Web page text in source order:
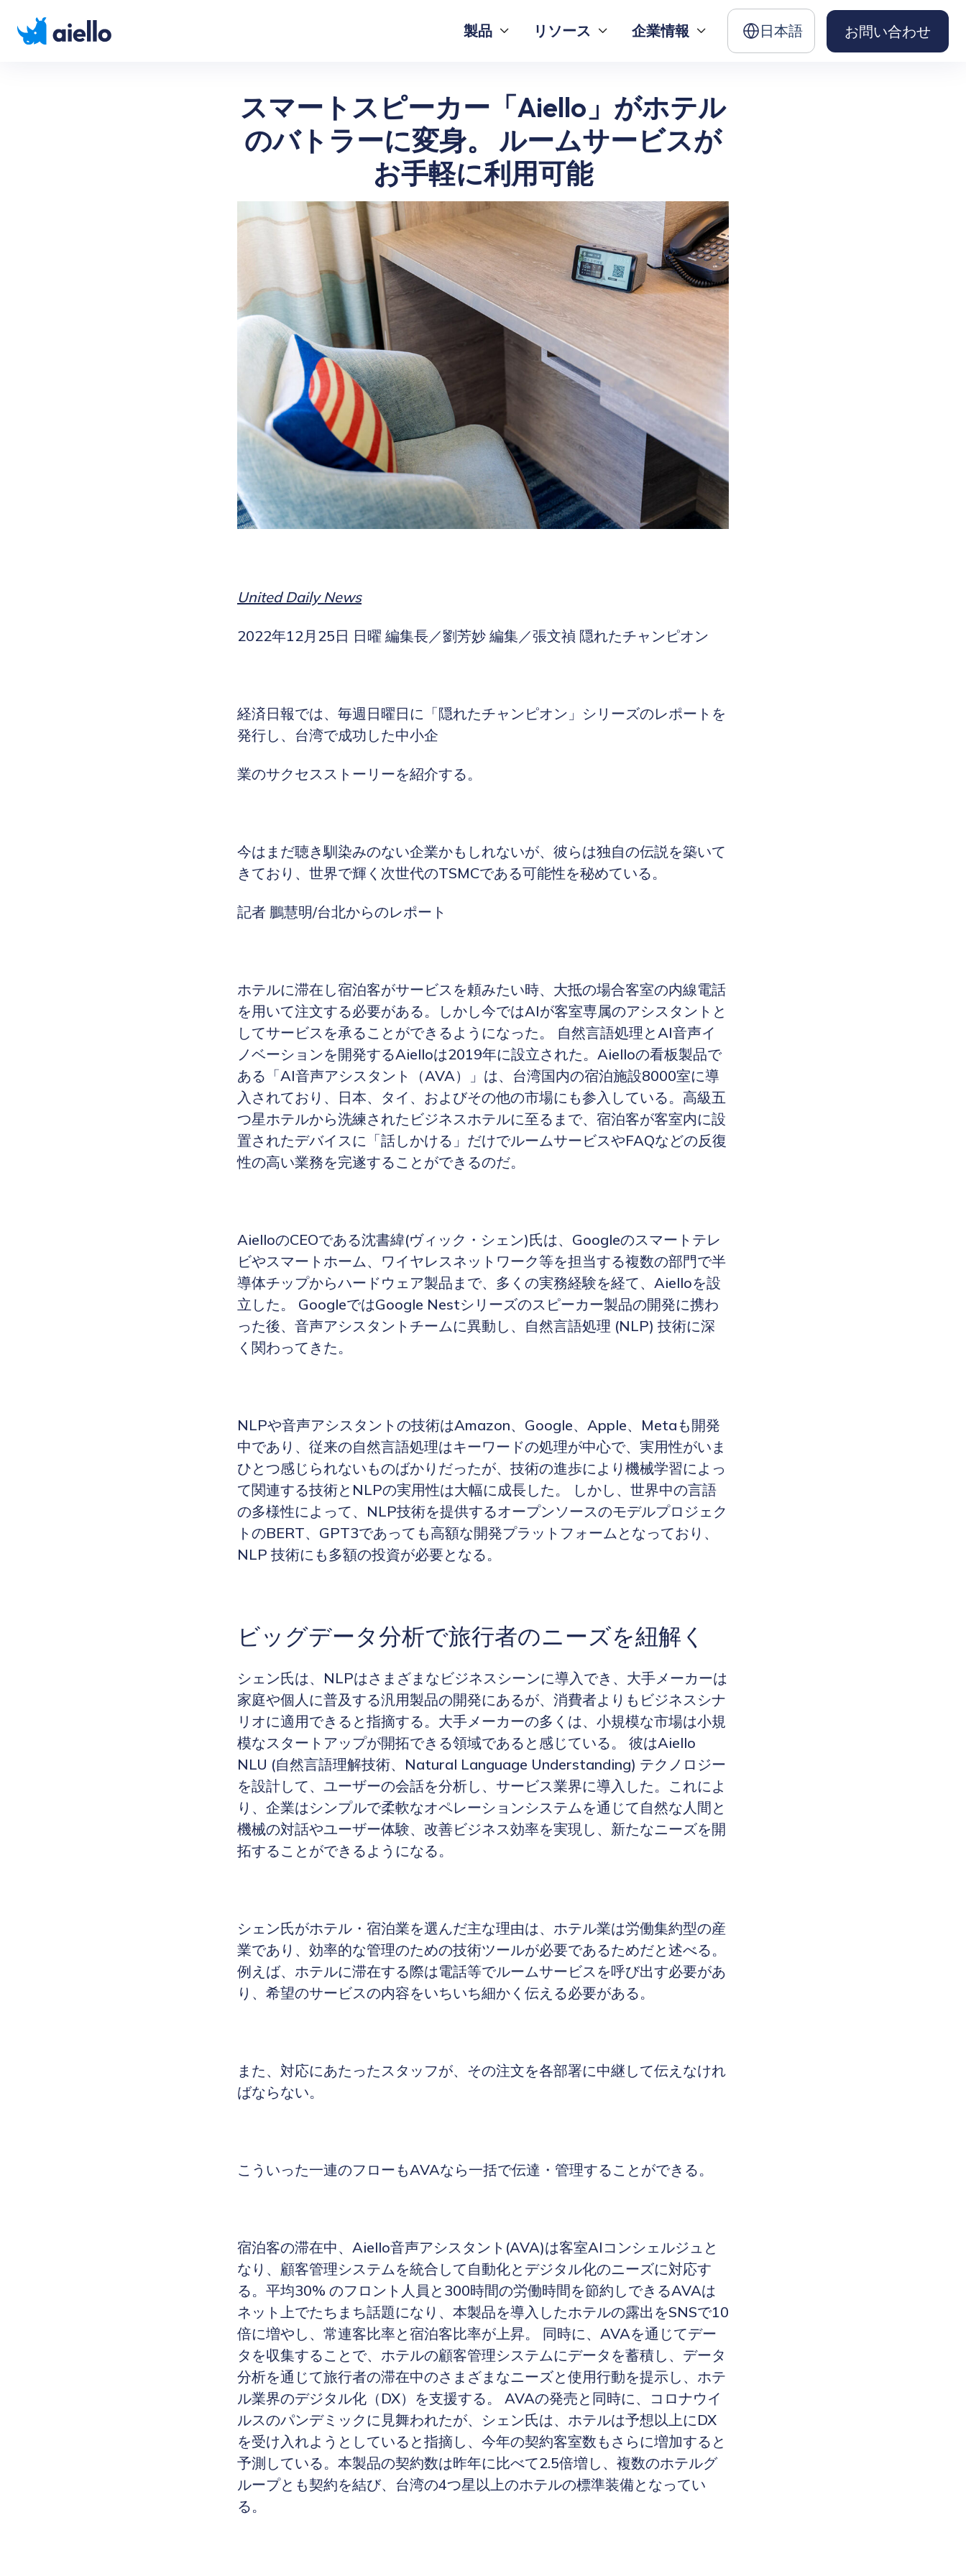
製品  リソース  企業情報  日本語 お問い合わせ
スマートスピーカー「Aiello」がホテル
のバトラーに変身。 ルームサービスが
お手軽に利用可能
United Daily News
2022年12月25日 日曜 編集長／劉芳妙 編集／張文禎 隠れたチャンピオン
経済日報では、毎週日曜日に「隠れたチャンピオン」シリーズのレポートを
発行し、台湾で成功した中小企
業のサクセスストーリーを紹介する。
今はまだ聴き馴染みのない企業かもしれないが、彼らは独自の伝説を築いて
きており、世界で輝く次世代のTSMCである可能性を秘めている。
記者 鵬慧明/台北からのレポート
ホテルに滞在し宿泊客がサービスを頼みたい時、大抵の場合客室の内線電話
を用いて注文する必要がある。しかし今ではAIが客室専属のアシスタントと
してサービスを承ることができるようになった。 自然言語処理とAI音声イ
ノベーションを開発するAielloは2019年に設立された。Aielloの看板製品で
ある「AI音声アシスタント（AVA）」は、台湾国内の宿泊施設8000室に導
入されており、日本、タイ、およびその他の市場にも参入している。高級五
つ星ホテルから洗練されたビジネスホテルに至るまで、宿泊客が客室内に設
置されたデバイスに「話しかける」だけでルームサービスやFAQなどの反復
性の高い業務を完遂することができるのだ。
AielloのCEOである沈書緯(ヴィック・シェン)氏は、Googleのスマートテレ
ビやスマートホーム、ワイヤレスネットワーク等を担当する複数の部門で半
導体チップからハードウェア製品まで、多くの実務経験を経て、Aielloを設
立した。 GoogleではGoogle Nestシリーズのスピーカー製品の開発に携わ
った後、音声アシスタントチームに異動し、自然言語処理 (NLP) 技術に深
く関わってきた。
NLPや音声アシスタントの技術はAmazon、Google、Apple、Metaも開発
中であり、従来の自然言語処理はキーワードの処理が中心で、実用性がいま
ひとつ感じられないものばかりだったが、技術の進歩により機械学習によっ
て関連する技術とNLPの実用性は大幅に成長した。 しかし、世界中の言語
の多様性によって、NLP技術を提供するオープンソースのモデルプロジェク
トのBERT、GPT3であっても高額な開発プラットフォームとなっており、
NLP 技術にも多額の投資が必要となる。
ビッグデータ分析で旅行者のニーズを紐解く
シェン氏は、NLPはさまざまなビジネスシーンに導入でき、大手メーカーは
家庭や個人に普及する汎用製品の開発にあるが、消費者よりもビジネスシナ
リオに適用できると指摘する。大手メーカーの多くは、小規模な市場は小規
模なスタートアップが開拓できる領域であると感じている。 彼はAiello
NLU (自然言語理解技術、Natural Language Understanding) テクノロジー
を設計して、ユーザーの会話を分析し、サービス業界に導入した。これによ
り、企業はシンプルで柔軟なオペレーションシステムを通じて自然な人間と
機械の対話やユーザー体験、改善ビジネス効率を実現し、新たなニーズを開
拓することができるようになる。
シェン氏がホテル・宿泊業を選んだ主な理由は、ホテル業は労働集約型の産
業であり、効率的な管理のための技術ツールが必要であるためだと述べる。
例えば、ホテルに滞在する際は電話等でルームサービスを呼び出す必要があ
り、希望のサービスの内容をいちいち細かく伝える必要がある。
また、対応にあたったスタッフが、その注文を各部署に中継して伝えなけれ
ばならない。
こういった一連のフローもAVAなら一括で伝達・管理することができる。
宿泊客の滞在中、Aiello音声アシスタント(AVA)は客室AIコンシェルジュと
なり、顧客管理システムを統合して自動化とデジタル化のニーズに対応す
る。平均30% のフロント人員と300時間の労働時間を節約しできるAVAは
ネット上でたちまち話題になり、本製品を導入したホテルの露出をSNSで10
倍に増やし、常連客比率と宿泊客比率が上昇。 同時に、AVAを通じてデー
タを収集することで、ホテルの顧客管理システムにデータを蓄積し、データ
分析を通じて旅行者の滞在中のさまざまなニーズと使用行動を提示し、ホテ
ル業界のデジタル化（DX）を支援する。 AVAの発売と同時に、コロナウイ
ルスのパンデミックに見舞われたが、シェン氏は、ホテルは予想以上にDX
を受け入れようとしていると指摘し、今年の契約客室数もさらに増加すると
予測している。本製品の契約数は昨年に比べて2.5倍増し、複数のホテルグ
ループとも契約を結び、台湾の4つ星以上のホテルの標準装備となってい
る。